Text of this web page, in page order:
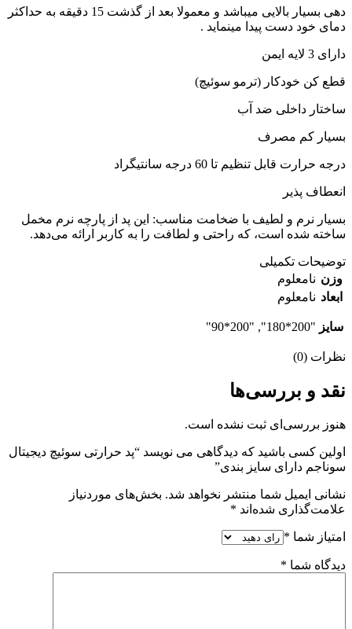
دهی بسیار بالایی میباشد و معمولا بعد از گذشت 15 دقیقه به حداکثر
دمای خود دست پیدا مینماید .
دارای 3 لایه ایمن
قطع کن خودکار (ترمو سوئیچ)
ساختار داخلی ضد آب
بسیار کم مصرف
درجه حرارت قابل تنظیم تا 60 درجه سانتیگراد
انعطاف پذیر
بسیار نرم و لطیف با ضخامت مناسب: این پد از پارچه نرم مخمل
ساخته شده است، که راحتی و لطافت را به کاربر ارائه می‌دهد.
توضیحات تکمیلی
وزن نامعلوم
ابعاد نامعلوم
سایز "200*180", "200*90"
نظرات (0)
نقد و بررسی‌ها
هنوز بررسی‌ای ثبت نشده است.
اولین کسی باشید که دیدگاهی می نویسد “پد حرارتی سوئیچ دیجیتال
سوناجم دارای سایز بندی”
نشانی ایمیل شما منتشر نخواهد شد. بخش‌های موردنیاز
علامت‌گذاری شده‌اند *
امتیاز شما *
دیدگاه شما *